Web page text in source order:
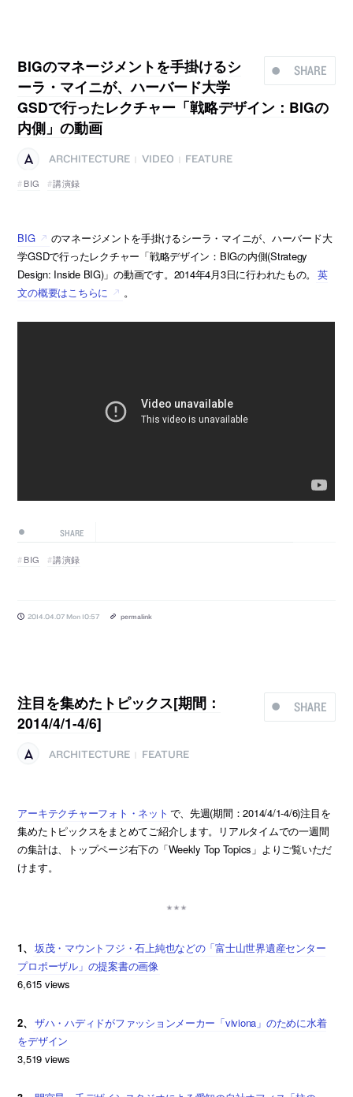
SHARE
BIGのマネージメントを手掛けるシ
ーラ・マイニが、ハーバード大学
GSDで行ったレクチャー「戦略デザイン：BIGの
内側」の動画
ARCHITECTURE VIDEO
FEATURE
BIG
講演録
BIG
のマネージメントを手掛けるシーラ・マイニが、ハーバード大
学GSDで行ったレクチャー「戦略デザイン：BIGの内側(Strategy
Design: Inside BIG)」の動画です。2014年4月3日に行われたもの。 英
文の概要はこちらに
。
SHARE
BIG 講演録
2014.04.07 Mon 10:57 permalink
SHARE
注目を集めたトピックス[期間：
2014/4/1-4/6]
ARCHITECTURE FEATURE
アーキテクチャーフォト・ネット で、先週(期間：2014/4/1-4/6)注目を
集めたトピックスをまとめてご紹介します。リアルタイムでの一週間
の集計は、トップページ右下の「Weekly Top Topics」よりご覧いただ
けます。
1、 坂茂・マウントフジ・石上純也などの「富士山世界遺産センター
プロポーザル」の提案書の画像
6,615 views
2、 ザハ・ハディドがファッションメーカー「viviona」のために水着
をデザイン
3,519 views